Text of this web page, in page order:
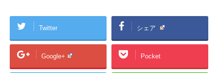
Twitter シェア
Google+ Pocket